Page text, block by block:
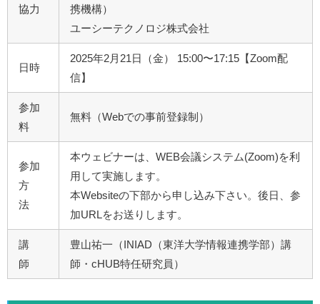
協力
携機構）
ユーシーテクノロジ株式会社
日時
2025年2月21日（金） 15:00〜17:15【Zoom配
信】
参加
料
無料（Webでの事前登録制）
参加
方
法
本ウェビナーは、WEB会議システム(Zoom)を利
用して実施します。
本Websiteの下部から申し込み下さい。後日、参
加URLをお送りします。
講
師
豊山祐一（INIAD（東洋大学情報連携学部）講
師・cHUB特任研究員）